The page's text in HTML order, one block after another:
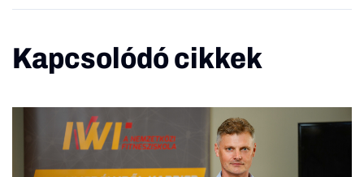
Kapcsolódó cikkek